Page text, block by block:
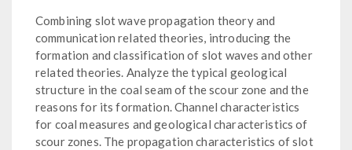
Combining slot wave propagation theory and
communication related theories, introducing the
formation and classification of slot waves and other
related theories. Analyze the typical geological
structure in the coal seam of the scour zone and the
reasons for its formation. Channel characteristics
for coal measures and geological characteristics of
scour zones. The propagation characteristics of slot